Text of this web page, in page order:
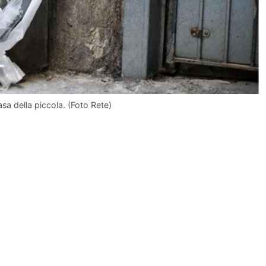
della piccola. (Foto Rete)